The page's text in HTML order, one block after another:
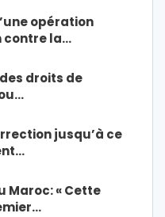
opération
contre la…
droits de
jusqu’à ce
Maroc: « Cette